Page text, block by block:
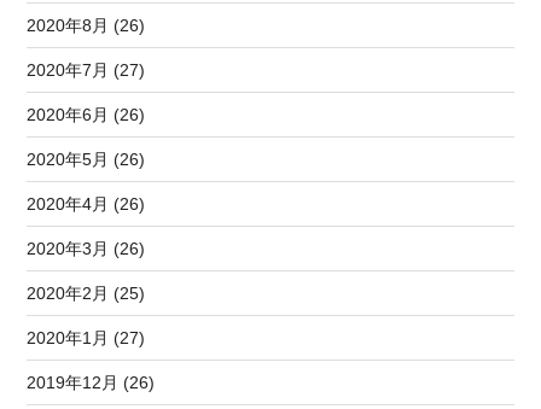
2020年8月 (26)
2020年7月 (27)
2020年6月 (26)
2020年5月 (26)
2020年4月 (26)
2020年3月 (26)
2020年2月 (25)
2020年1月 (27)
2019年12月 (26)